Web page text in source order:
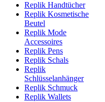
Replik Handtücher
Replik Kosmetische
Beutel
Replik Mode
Accessoires
Replik Pens
Replik Schals
Replik
Schlüsselanhänger
Replik Schmuck
Replik Wallets